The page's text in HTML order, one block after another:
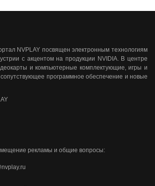
NVPLAY посвящен электронным технологиям
с акцентом на продукции NVIDIA. В центре
и компьютерные комплектующие, игры и
сопутствующее программное обеспечение и новые
рекламы и общие вопросы: